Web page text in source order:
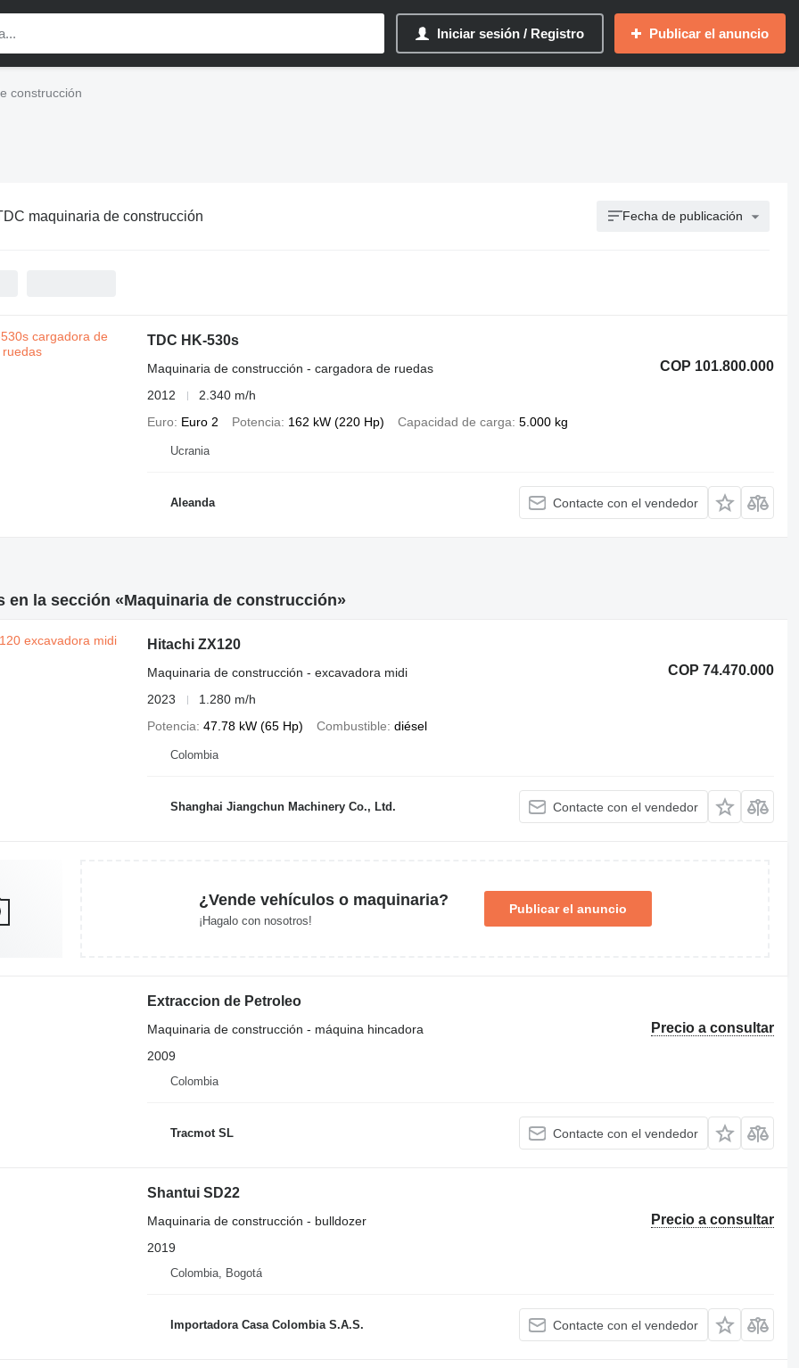
Iniciar sesión / Registro Publicar el anuncio
construcción
maquinaria de construcción Fecha de publicación
TDC HK-530s
COP 101.800.000
Maquinaria de construcción - cargadora de ruedas
2012
2.340 m/h
Euro
Euro 2 Potencia 162 kW (220 Hp) Capacidad de carga 5.000 kg
Ucrania
Aleanda Contacte con el vendedor
en la sección «Maquinaria de construcción»
Hitachi ZX120
COP 74.470.000
Maquinaria de construcción - excavadora midi
2023
1.280 m/h
Potencia 47.78 kW (65 Hp) Combustible diésel
Colombia
Shanghai Jiangchun Machinery Co., Ltd. Contacte con el vendedor
¿Vende vehículos o maquinaria?
¡Hagalo con nosotros!
Publicar el anuncio
Extraccion de Petroleo
Precio a consultar
Maquinaria de construcción - máquina hincadora
2009
Colombia
Tracmot SL Contacte con el vendedor
Shantui SD22
Precio a consultar
Maquinaria de construcción - bulldozer
2019
Colombia, Bogotá
Importadora Casa Colombia S.A.S. Contacte con el vendedor